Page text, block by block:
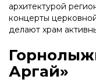
архитектурой
концерты
делают храм
Аргай»